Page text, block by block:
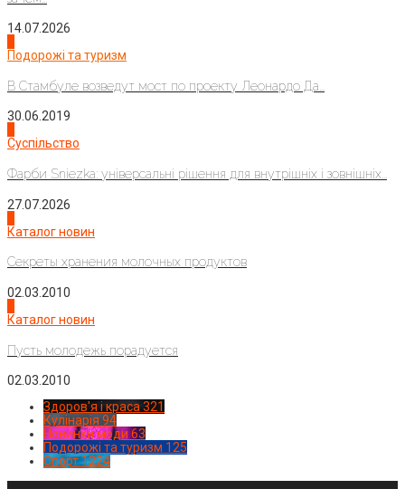
14.07.2026
Подорожі та туризм
В Стамбуле возведут мост по проекту Леонардо Да...
30.06.2019
Суспільство
Фарби Sniezka: універсальні рішення для внутрішніх і зовнішніх...
27.07.2026
Каталог новин
Секреты хранения молочных продуктов
02.03.2010
Каталог новин
Пусть молодежь порадуется
02.03.2010
Здоров'я і краса 321
Кулінарія 94
Новинки моди 63
Подорожі та туризм 125
Спорт1224